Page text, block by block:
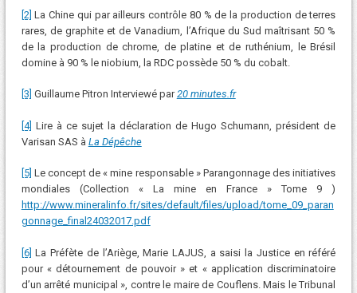
[2] La Chine qui par ailleurs contrôle 80 % de la production de terres
rares, de graphite et de Vanadium, l’Afrique du Sud maîtrisant 50 %
de la production de chrome, de platine et de ruthénium, le Brésil
domine à 90 % le niobium, la RDC possède 50 % du cobalt.
[3] Guillaume Pitron Interviewé par20 minutes.fr
[4] Lire à ce sujet la déclaration de Hugo Schumann, président de
Varisan SAS à La Dépêche
[5] Le concept de « mine responsable » Parangonnage des initiatives
mondiales (Collection « La mine en France » Tome 9 )
http://www.mineralinfo.fr/sites/default/files/upload/tome_09_paran
gonnage_final24032017.pdf
[6] La Préfète de l’Ariège, Marie LAJUS, a saisi la Justice en référé
pour « détournement de pouvoir » et « application discriminatoire
d’un arrêté municipal », contre le maire de Couflens. Mais le Tribunal